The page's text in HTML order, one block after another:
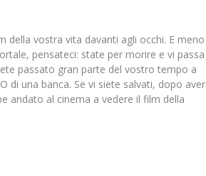
vostra vita davanti agli occhi. E meno
pensateci: state per morire e vi passa
passato gran parte del vostro tempo a
di una banca. Se vi siete salvati, dopo aver
andato al cinema a vedere il film della